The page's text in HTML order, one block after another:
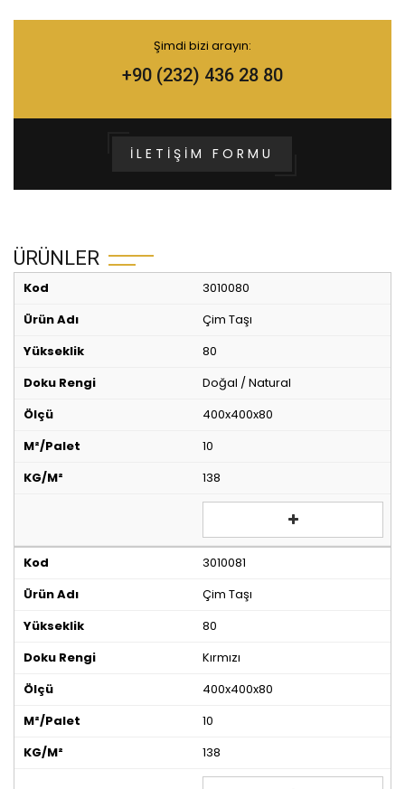
Şimdi bizi arayın:
+90 (232) 436 28 80
İLETIŞIM FORMU
ÜRÜNLER
3010080
Çim Taşı
80
Doğal / Natural
400x400x80
10
138
3010081
Çim Taşı
80
Kırmızı
400x400x80
10
138